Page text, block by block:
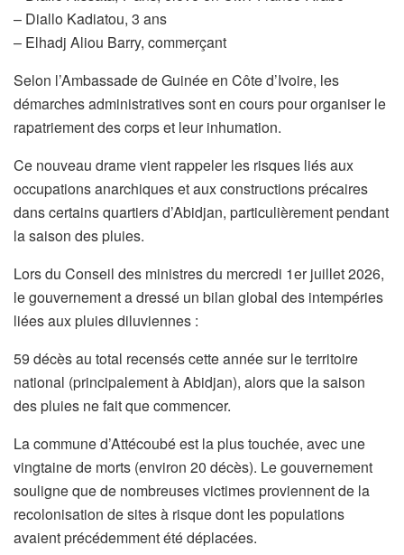
– Diallo Kadiatou, 3 ans
– Elhadj Aliou Barry, commerçant
Selon l’Ambassade de Guinée en Côte d’Ivoire, les
démarches administratives sont en cours pour organiser le
rapatriement des corps et leur inhumation.
Ce nouveau drame vient rappeler les risques liés aux
occupations anarchiques et aux constructions précaires
dans certains quartiers d’Abidjan, particulièrement pendant
la saison des pluies.
Lors du Conseil des ministres du mercredi 1er juillet 2026,
le gouvernement a dressé un bilan global des intempéries
liées aux pluies diluviennes :
59 décès au total recensés cette année sur le territoire
national (principalement à Abidjan), alors que la saison
des pluies ne fait que commencer.
La commune d’Attécoubé est la plus touchée, avec une
vingtaine de morts (environ 20 décès). Le gouvernement
souligne que de nombreuses victimes proviennent de la
recolonisation de sites à risque dont les populations
avaient précédemment été déplacées.